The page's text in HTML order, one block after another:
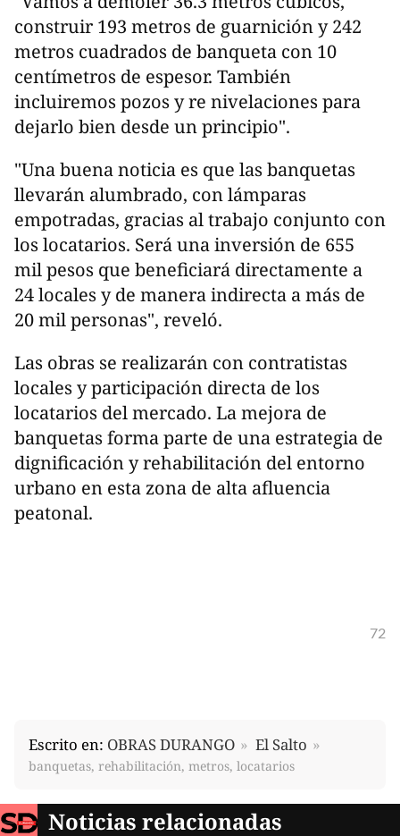
construir 193 metros de guarnición y 242
metros cuadrados de banqueta con 10
centímetros de espesor. También
incluiremos pozos y re nivelaciones para
dejarlo bien desde un principio".
"Una buena noticia es que las banquetas
llevarán alumbrado, con lámparas
empotradas, gracias al trabajo conjunto con
los locatarios. Será una inversión de 655
mil pesos que beneficiará directamente a
24 locales y de manera indirecta a más de
20 mil personas", reveló.
Las obras se realizarán con contratistas
locales y participación directa de los
locatarios del mercado. La mejora de
banquetas forma parte de una estrategia de
dignificación y rehabilitación del entorno
urbano en esta zona de alta afluencia
peatonal.
72
Escrito en: OBRAS DURANGO El Salto
banquetas, rehabilitación, metros, locatarios
Noticias relacionadas